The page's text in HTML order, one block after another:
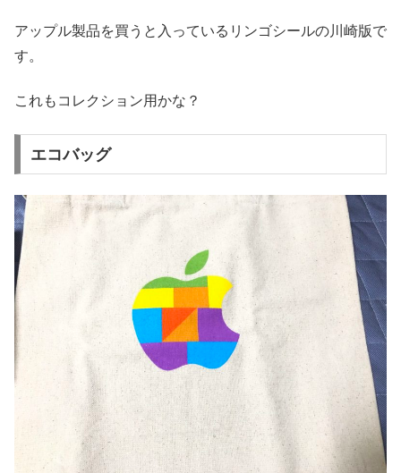
アップル製品を買うと入っているリンゴシールの川崎版で
す。
これもコレクション用かな？
エコバッグ